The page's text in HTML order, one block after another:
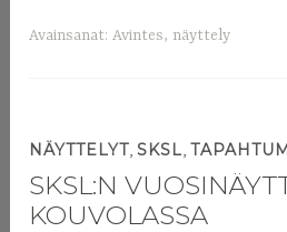
Avainsanat:Avintes, näyttely
NÄYTTELYT,SKSL,
SKSL:N
KOUVOLASSA